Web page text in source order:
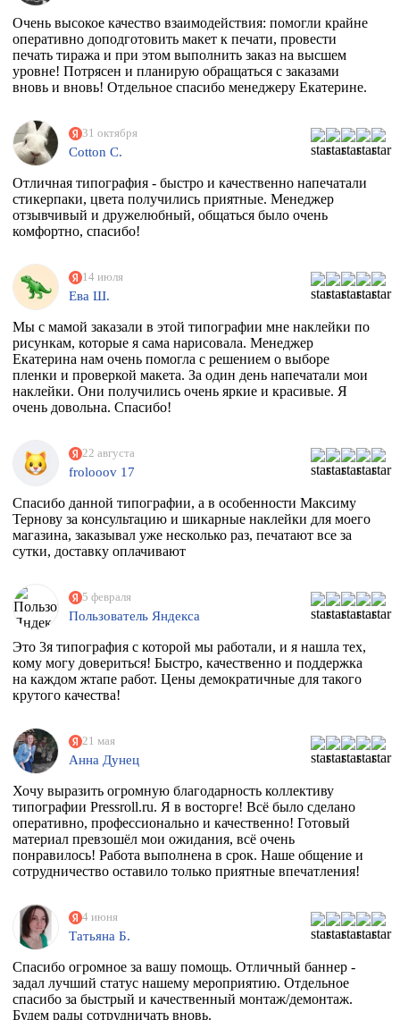
Очень высокое качество взаимодействия: помогли крайне
оперативно доподготовить макет к печати, провести
печать тиража и при этом выполнить заказ на высшем
уровне! Потрясен и планирую обращаться с заказами
вновь и вновь! Отдельное спасибо менеджеру Екатерине.
31 октября
Cotton C.
Отличная типография - быстро и качественно напечатали
стикерпаки, цвета получились приятные. Менеджер
отзывчивый и дружелюбный, общаться было очень
комфортно, спасибо!
14 июля
Ева Ш.
Мы с мамой заказали в этой типографии мне наклейки по
рисункам, которые я сама нарисовала. Менеджер
Екатерина нам очень помогла с решением о выборе
пленки и проверкой макета. За один день напечатали мои
наклейки. Они получились очень яркие и красивые. Я
очень довольна. Спасибо!
22 августа
frolooov 17
Спасибо данной типографии, а в особенности Максиму
Тернову за консультацию и шикарные наклейки для моего
магазина, заказывал уже несколько раз, печатают все за
сутки, доставку оплачивают
5 февраля
Пользователь Яндекса
Это 3я типография с которой мы работали, и я нашла тех,
кому могу довериться! Быстро, качественно и поддержка
на каждом жтапе работ. Цены демократичные для такого
крутого качества!
21 мая
Анна Дунец
Хочу выразить огромную благодарность коллективу
типографии Pressroll.ru. Я в восторге! Всё было сделано
оперативно, профессионально и качественно! Готовый
материал превзошёл мои ожидания, всё очень
понравилось! Работа выполнена в срок. Наше общение и
сотрудничество оставило только приятные впечатления!
4 июня
Татьяна Б.
Спасибо огромное за вашу помощь. Отличный баннер -
задал лучший статус нашему мероприятию. Отдельное
спасибо за быстрый и качественный монтаж/демонтаж.
Будем рады сотрудничать вновь.